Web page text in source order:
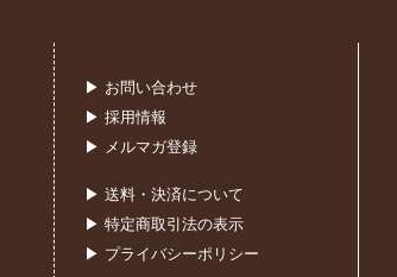
▶ お問い合わせ
▶ 採用情報
▶ メルマガ登録
▶ 送料・決済について
▶ 特定商取引法の表示
▶ プライバシーポリシー